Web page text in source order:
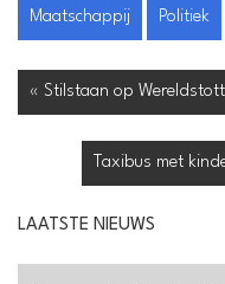
Maatschappij Politiek
« Stilstaan op
Taxibus met
LAATSTE NIEUWS